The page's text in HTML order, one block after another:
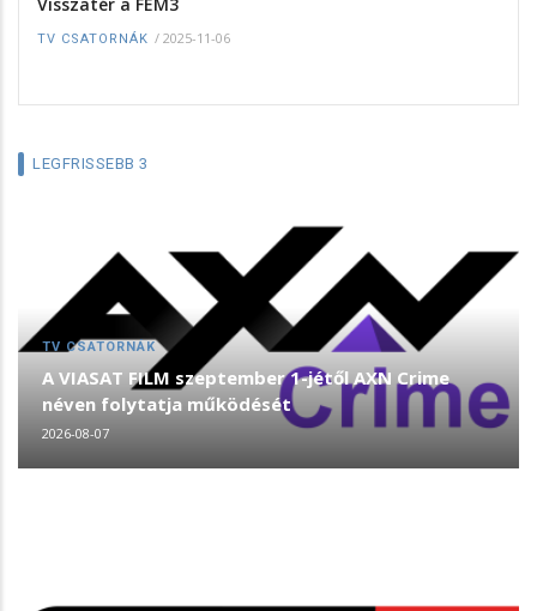
TV CSATORNÁK / 2025-11-06
LEGFRISSEBB 3
TV CSATORNÁK
A VIASAT FILM szeptember 1-jétől AXN Crime
néven folytatja működését
2026-08-07